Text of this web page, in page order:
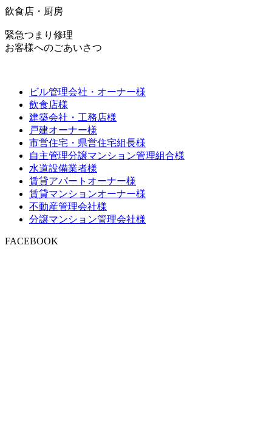
飲食店・厨房
緊急つまり修理
お客様へのごあいさつ
ビル管理会社・オーナー様
飲食店様
建築会社・工務店様
戸建オーナー様
市営住宅・県営住宅組長様
自主管理分譲マンション管理組合様
水道設備業者様
賃貸アパートオーナー様
賃貸マンションオーナー様
不動産管理会社様
分譲マンション管理会社様
FACEBOOK